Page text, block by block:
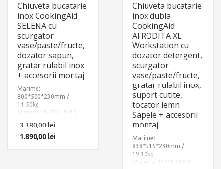
Chiuveta bucatarie
inox CookingAid
SELENA cu
scurgator
vase/paste/fructe,
dozator sapun,
gratar rulabil inox
+ accesorii montaj
Marime:
800*500*230mm /
11.50kg
Material: INOX 18/10
Componente: Chiuveta
Selena cu 3 accesorii:
3.380,00lei
1.890,00lei
Chiuveta bucatarie
inox dubla
CookingAid
AFRODITA XL
Workstation cu
dozator detergent,
scurgator
vase/paste/fructe,
gratar rulabil inox,
suport cutite,
tocator lemn
Sapele + accesorii
montaj
Marime:
838*515*230mm /
19.10kg
Material: INOX 18/10